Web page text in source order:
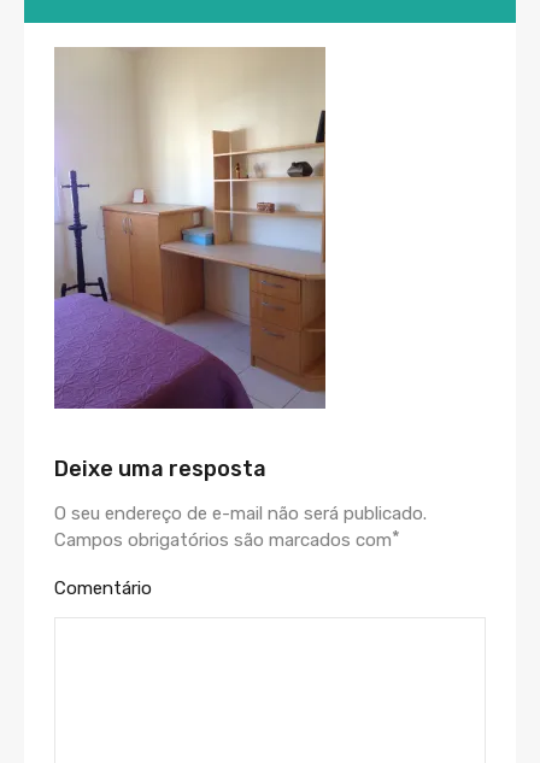
Deixe uma resposta
O seu endereço de e-mail não será publicado.
Campos obrigatórios são marcados com*
Comentário